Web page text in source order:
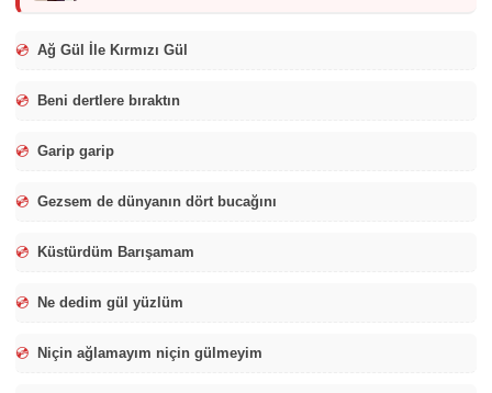
💿 Ağ Gül İle Kırmızı Gül
💿 Beni dertlere bıraktın
💿 Garip garip
💿 Gezsem de dünyanın dört bucağını
💿 Küstürdüm Barışamam
💿 Ne dedim gül yüzlüm
💿 Niçin ağlamayım niçin gülmeyim